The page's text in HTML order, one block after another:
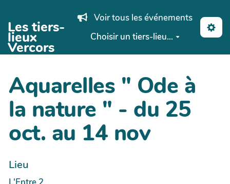
Aller au contenu principal
Les tiers-
lieux
Vercors
Voir tous les événements
Choisir un tiers-lieu...
Aquarelles " Ode à
la nature " - du 25
oct. au 14 nov
Lieu